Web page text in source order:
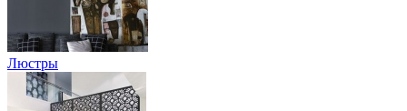
Люстры